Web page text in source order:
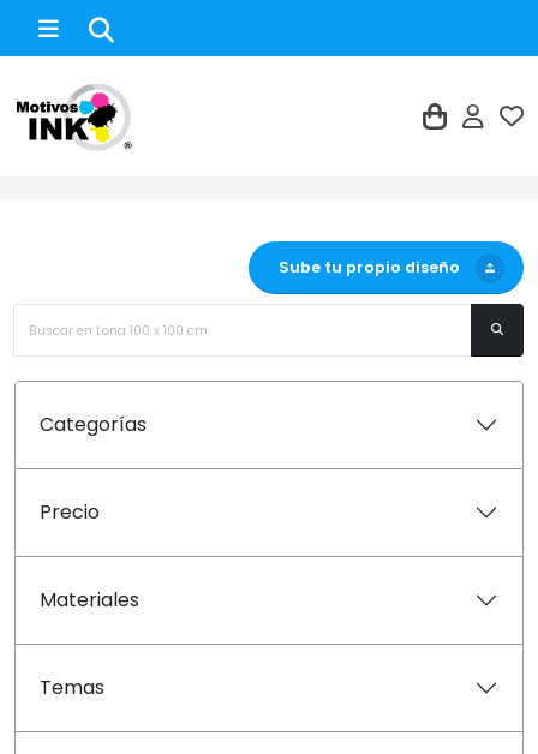
Lona 100 x 100 cm
Sube tu propio diseño
Categorías
Precio
Materiales
Temas